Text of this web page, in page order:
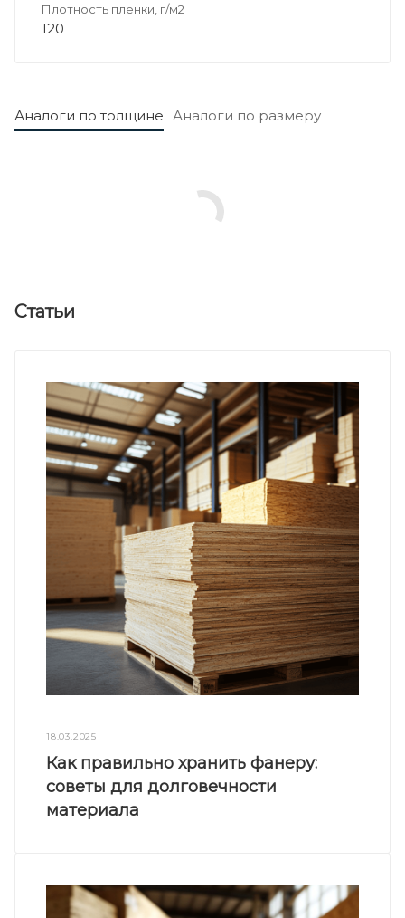
Плотность пленки, г/м2
120
Аналоги по толщине Аналоги по размеру
Статьи
18.03.2025
Как правильно хранить фанеру:
советы для долговечности
материала